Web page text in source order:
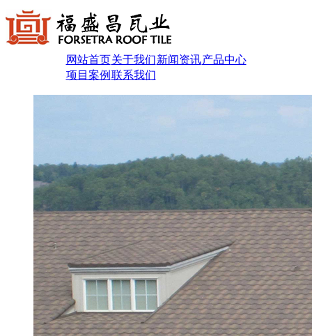
网站首页关于我们新闻资讯产品中心
项目案例 联系我们